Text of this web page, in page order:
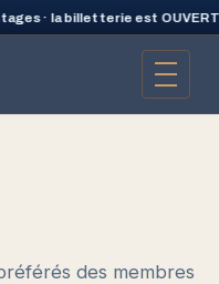
· la billetterie est OUVERTE
des membres